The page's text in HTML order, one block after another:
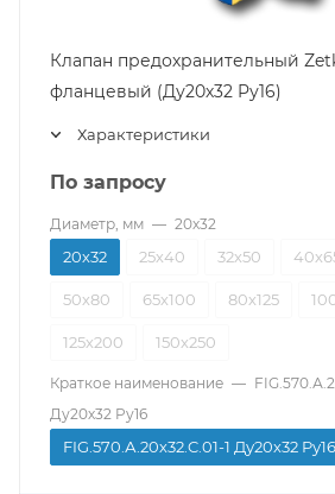
Клапан предохранительный
фланцевый (Ду20х32 Pу16)
Характеристики
По запросу
Диаметр, мм — 20х32
20х32 25х40 32х50
50х80 65х100 80х125
125х200 150х250
Краткое наименование —
Ду20х32 Pу16
FIG.570.А.20х32.C.01-1 Ду20х32 Pу16